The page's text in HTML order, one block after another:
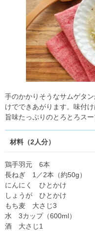
手のかかりそうなサムゲタ
けでできあがります。味付
旨味たっぷりのとろとろスー
材料（2人分）
鶏手羽元 6本
長ねぎ 1／2本（約50g）
にんにく ひとかけ
しょうが ひとかけ
もち麦 大さじ3
水 3カップ（600ml）
酒 大さじ1